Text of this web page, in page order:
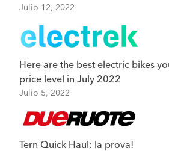
Julio 12, 2022
Here are the best electric bikes
price level in July 2022
Julio 5, 2022
Tern Quick Haul: la prova!